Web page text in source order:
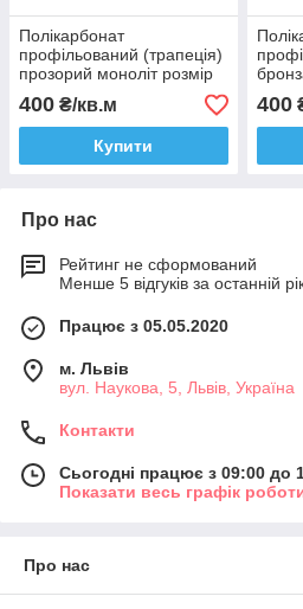
Полікарбонат
профільований (трапеція)
прозорий моноліт розмір
1.04х2м TOPLIGHT
GRECA 0,5мм
400 ₴/кв.м
Купити
400
Про нас
Рейтинг не сформований
Менше 5 відгуків за останній
Працює з 05.05.2020
м. Львів
вул. Наукова, 5, Львів, Україна
Контакти
Сьогодні працює з 09:00 до
Показати весь графік
Про нас